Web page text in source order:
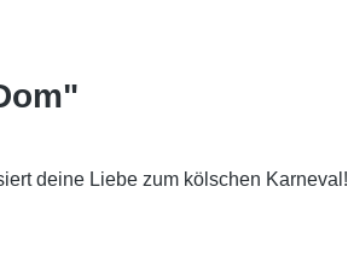
deine Liebe zum kölschen Karneval!